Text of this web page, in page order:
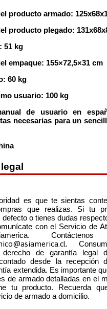
producto armado:
producto plegado:
51 kg
empaque: 155×72,5×31 cm
60 kg
usuario: 100 kg
de usuario en
necesarias para un
es que te sientas
que realizas. Si tu
defecto o tienes dudas
con el Servicio de
.
de garantía legal
desde la recepción
extendida. Es importante
de armado detalladas en el
tu producto. Recuerda
de armado a domicilio.